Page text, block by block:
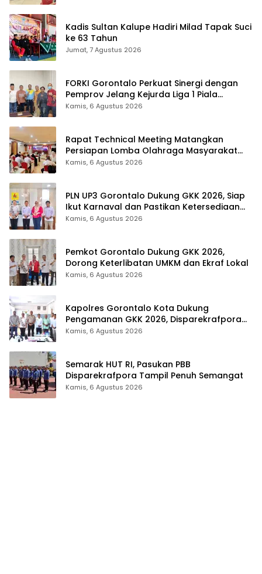
Kadis Sultan Kalupe Hadiri Milad Tapak Suci
ke 63 Tahun
Jumat, 7 Agustus 2026
FORKI Gorontalo Perkuat Sinergi dengan
Pemprov Jelang Kejurda Liga 1 Piala
Gubernur 2026
Kamis, 6 Agustus 2026
Rapat Technical Meeting Matangkan
Persiapan Lomba Olahraga Masyarakat
Tingkat Provinsi Gorontalo
Kamis, 6 Agustus 2026
PLN UP3 Gorontalo Dukung GKK 2026, Siap
Ikut Karnaval dan Pastikan Ketersediaan
Listrik
Kamis, 6 Agustus 2026
Pemkot Gorontalo Dukung GKK 2026,
Dorong Keterlibatan UMKM dan Ekraf Lokal
Kamis, 6 Agustus 2026
Kapolres Gorontalo Kota Dukung
Pengamanan GKK 2026, Disparekrafpora
Perkuat Sinergi Lintas Sektor
Kamis, 6 Agustus 2026
Semarak HUT RI, Pasukan PBB
Disparekrafpora Tampil Penuh Semangat
Kamis, 6 Agustus 2026